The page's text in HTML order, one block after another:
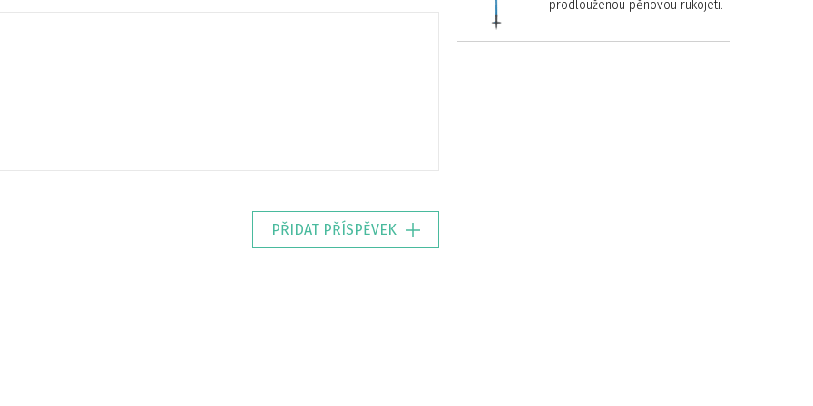
PŘIDAT PŘÍSPĚVEK
prodlouženou pěnovou rukojetí.